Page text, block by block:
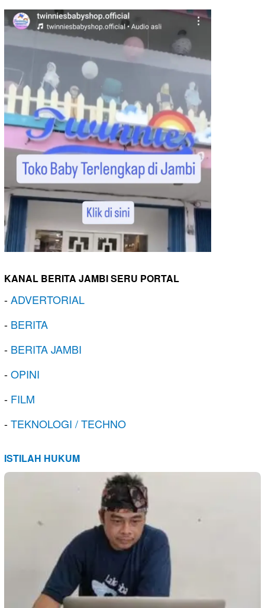
KANAL BERITA JAMBI SERU PORTAL
-ADVERTORIAL
- BERITA
- BERITA JAMBI
-OPINI
- FILM
-TEKNOLOGI / TECHNO
ISTILAH HUKUM